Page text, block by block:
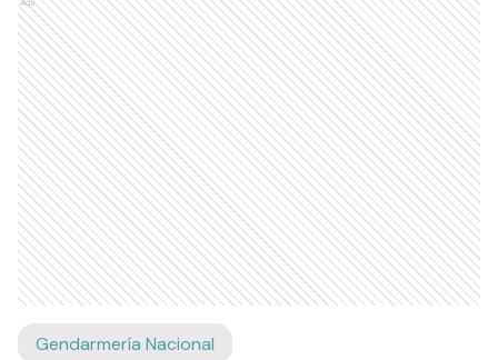
Ads
Gendarmería Nacional